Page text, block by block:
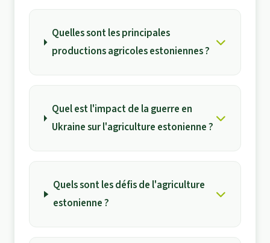
Quelles sont les principales
productions agricoles estoniennes ?
Quel est l'impact de la guerre en
Ukraine sur l'agriculture estonienne ?
Quels sont les défis de l'agriculture
estonienne ?